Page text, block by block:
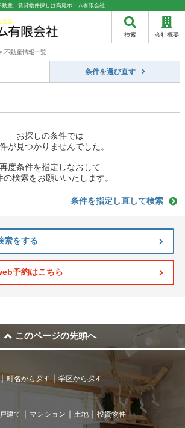
産、賃貸物件探しは高尾ホーム有限会社
検索 会社概要
不動産情報一覧
条件を選び直す
お探しの条件では
が見つかりませんでした。
再度条件を指定しなおして
の検索をお願いいたします。
条件を指定し直して検索
索をする
予約はこちら
このページの先頭へ
町名から探す 学区から探す
建て マンション 土地 投資物件